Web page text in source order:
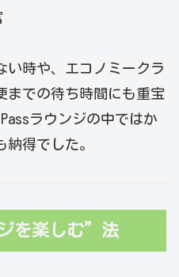
い時や、エコノミークラ
までの待ち時間にも重宝
ラウンジの中ではか
得でした。
を楽しむ”法